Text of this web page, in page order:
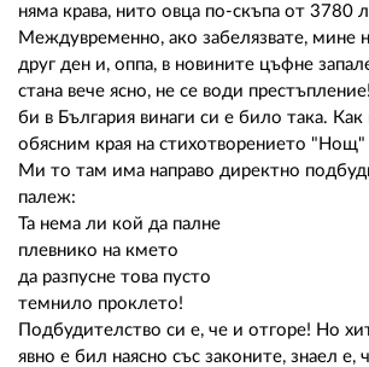
няма крава, нито овца по-скъпа от 3780
Междувременно, ако забелязвате, мине
друг ден и, оппа, в новините цъфне
стана вече ясно, не се води
би в България винаги си е било така. Как
обясним края на стихотворението
Ми то там има направо директно
палеж:
Та нема ли кой да палне
плевнико на кмето
да разпусне това пусто
темнило проклето!
Подбудителство си е, че и отгоре! Но
явно е бил наясно със законите, знаел